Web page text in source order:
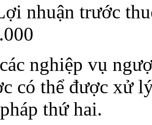
nhuận trước
nghiệp vụ
có thể được xử
thứ hai.